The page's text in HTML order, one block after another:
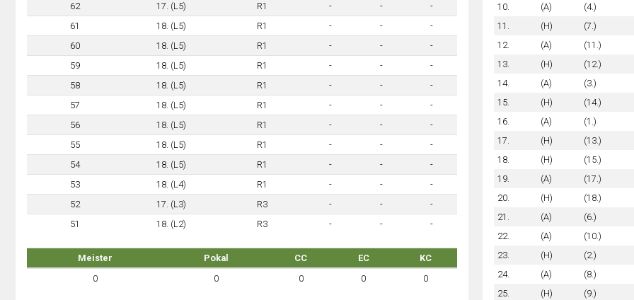
62
17. (L5) R1 - -
-
61
18. (L5) R1 - -
-
60
18. (L5) R1 - -
-
59
18. (L5) R1 - -
-
58
18. (L5) R1 - -
-
57
18. (L5) R1 - -
-
56
18. (L5) R1 - -
-
55
18. (L5) R1 - -
-
54
18. (L5) R1 - -
-
53
18. (L4) R1 - -
-
52
17. (L3) R3 - -
-
51
18. (L2) R3 - - -
Meister Pokal CC EC
KC
0
0 0 0 0
10.
(A)
(4.)
11.
(H)
(7.)
12.
(A)
(11.)
13.
(H)
(12.)
14.
(A)
(3.)
15.
(H)
(14.)
16.
(A)
(1.)
17.
(H)
(13.)
18.
(H)
(15.)
19.
(A)
(17.)
20.
(H)
(18.)
21.
(A)
(6.)
22.
(A)
(10.)
23.
(H)
(2.)
24.
(A)
(8.)
25.
(H) (9.)